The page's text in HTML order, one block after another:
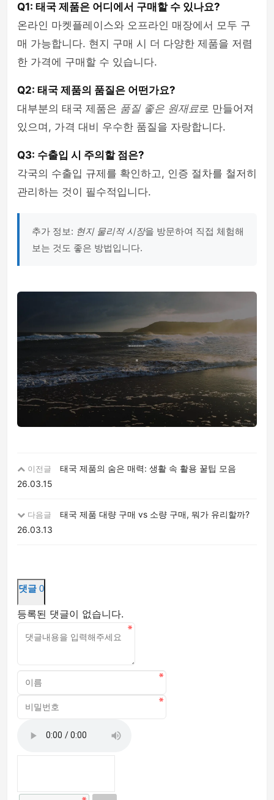
Q1: 태국 제품은 어디에서 구매할 수 있나요?
온라인 마켓플레이스와 오프라인 매장에서 모두 구
매 가능합니다. 현지 구매 시 더 다양한 제품을 저렴
한 가격에 구매할 수 있습니다.
Q2: 태국 제품의 품질은 어떤가요?
대부분의 태국 제품은 품질 좋은 원재료로 만들어져
있으며, 가격 대비 우수한 품질을 자랑합니다.
Q3: 수출입 시 주의할 점은?
각국의 수출입 규제를 확인하고, 인증 절차를 철저히
관리하는 것이 필수적입니다.
추가 정보: 현지 물리적 시장을 방문하여 직접 체험해
보는 것도 좋은 방법입니다.
이전글
태국 제품의 숨은 매력: 생활 속 활용 꿀팁 모음
26.03.15
다음글
태국 제품 대량 구매 vs 소량 구매, 뭐가 유리할까?
26.03.13
댓글 0
등록된 댓글이 없습니다.